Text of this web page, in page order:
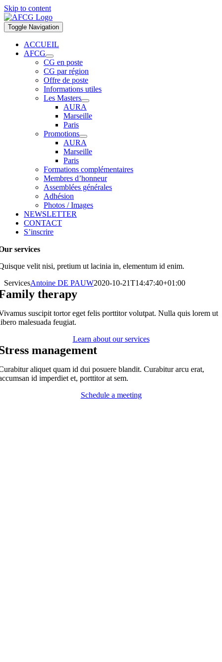
Skip to content
Toggle Navigation
ACCUEIL
AFCG
CG en poste
CG par région
Offre de poste
Informations utiles
Les Masters
AURA
Marseille
Paris
Promotions
AURA
Marseille
Paris
Formations complémentaires
Membres d’honneur
Assemblées générales
Adhésion
Photos / Images
NEWSLETTER
CONTACT
S’inscrire
services
velit nisi, pretium ut lacinia in, elementum id enim.
ServicesAntoine DE PAUW2020-10-21T14:47:40+01:00
therapy
suscipit tortor eget felis porttitor volutpat. Nulla quis lorem ut
malesuada feugiat.
Learn about our services
management
aliquet quam id dui posuere blandit. Curabitur arcu erat,
id imperdiet et, porttitor at sem.
Schedule a meeting